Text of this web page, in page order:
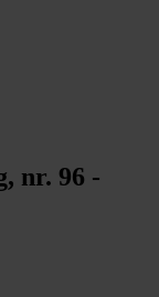
nr. 96 -